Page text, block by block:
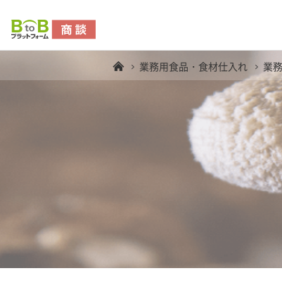
業務用食品・食材仕入れ 業